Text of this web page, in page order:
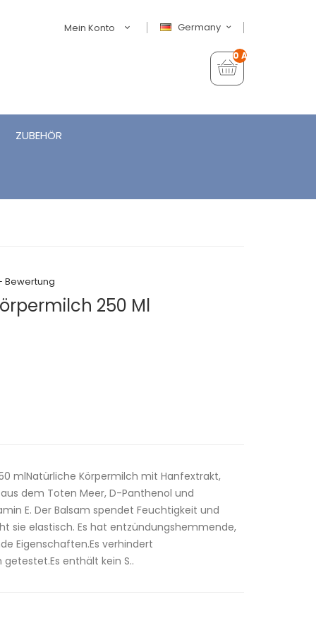
Germany
Mein Konto
0 Artikel - €0,00
ZUBEHÖR
Bewertung
250 Ml
mlNatürliche Körpermilch mit Hanfextrakt,
dem Toten Meer, D-Panthenol und
E. Der Balsam spendet Feuchtigkeit und
sie elastisch. Es hat entzündungshemmende,
Eigenschaften.Es verhindert
enthält kein S..